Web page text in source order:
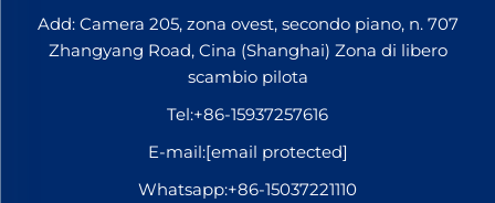
Add: Camera 205, zona ovest, secondo piano, n. 707
Zhangyang Road, Cina (Shanghai) Zona di libero
scambio pilota
Tel:+86-15937257616
E-mail:[email protected]
Whatsapp:+86-15037221110